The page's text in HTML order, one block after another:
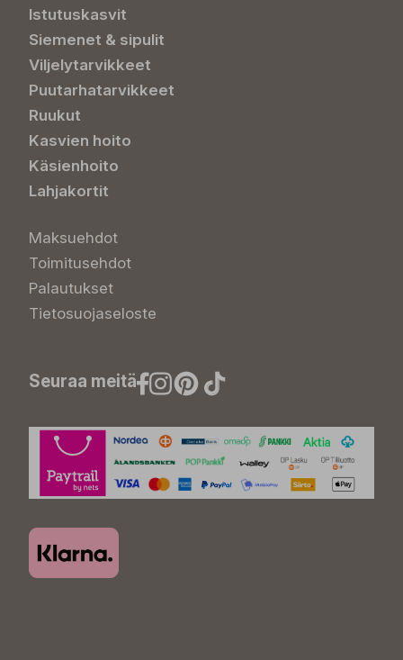
Istutuskasvit
Siemenet & sipulit
Viljelytarvikkeet
Puutarhatarvikkeet
Ruukut
Kasvien hoito
Käsienhoito
Lahjakortit
Maksuehdot
Toimitusehdot
Palautukset
Tietosuojaseloste
Seuraa meitä